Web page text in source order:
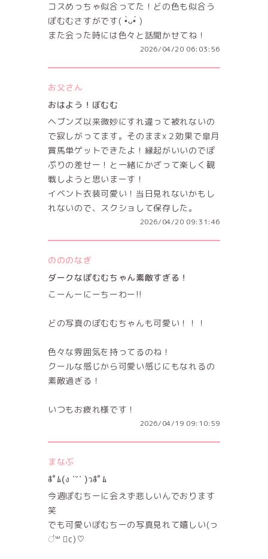
コスめっちゃ似合ってた！どの色も似合う
ぽむむさすがです( •̀ᴗ•́ )
また会った時には色々と話聞かせてね！
2026/04/20 06:03:56
お父さん
おはよう！ぼむむ
ヘブンズ以来微妙にすれ違って被れないの
で寂しがってます。そのままx２効果で皐月
賞馬単ゲットできたよ！縁起がいいのでぽ
ぷりの差せー！と一緒にかざって楽しく観
戦しようと思いまーす！
イベント衣装可愛い！当日見れないかもし
れないので、スクショして保存した。
2026/04/20 09:31:46
のののなぎ
ダークなぽむむちゃん素敵すぎる！
こーんーにーちーわー!!
どの写真のぽむむちゃんも可愛い！！！
色々な雰囲気を持ってるのね！
クールな感じから可愛い感じにもなれるの
素敵過ぎる！
いつもお疲れ様です！
2026/04/19 09:10:59
まなぶ
ﾎﾟﾑ(ง ˙˘˙ )วﾎﾟﾑ
今週ぽむちーに会えず悲しいんでおります
笑
でも可愛いぽむちーの写真見れて嬉しい‪(っ
॑꒳ ॑c)♡